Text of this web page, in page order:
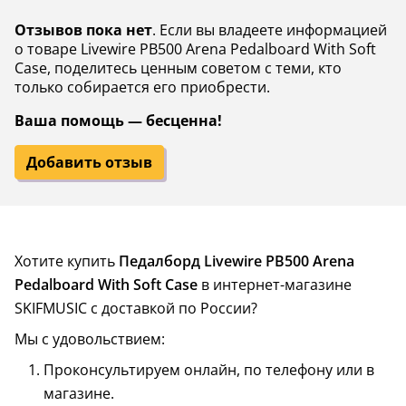
Отзывов пока нет. Если вы владеете информацией
о товаре Livewire PB500 Arena Pedalboard With Soft
Case, поделитесь ценным советом с теми, кто
только собирается его приобрести.
Ваша помощь — бесценна!
Добавить отзыв
Хотите купить Педалборд Livewire PB500 Arena
Pedalboard With Soft Case в интернет-магазине
SKIFMUSIC с доставкой по России?
Мы с удовольствием:
Проконсультируем онлайн, по телефону или в
магазине.